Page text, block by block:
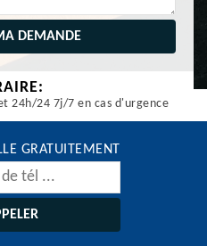
24h/24 7j/7 en cas d'urgence
GRATUITEMENT